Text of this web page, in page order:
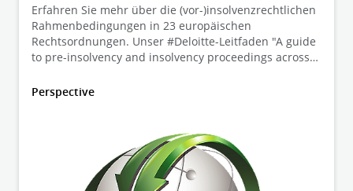
Erfahren Sie mehr über die (vor-)insolvenzrechtlichen
Rahmenbedingungen in 23 europäischen
Rechtsordnungen. Unser #Deloitte-Leitfaden "A guide
to pre-insolvency and insolvency proceedings across
jüngsten Reformen und wichtigsten
Deloitte Legal Restrukturierungsexperten Frank
Tschentscher, Torsten Cülter und Christina Wöste
geben einen Überblick über die relevanten
Regelungen in Deutschland.
Perspective